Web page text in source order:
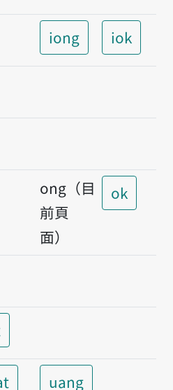
iong iok
ong（目
前頁
面）
ok
uang